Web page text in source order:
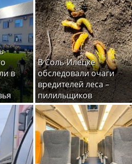
в
В Соль-Илецке
обследовали очаги
вредителей леса –
пилильщиков